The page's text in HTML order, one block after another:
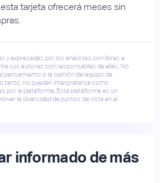
tarjeta ofrecerá meses sin
y expresadas por los analistas son libres e
sus autores son responsables de ellas. No
pensamiento o la opinión del equipo de
tanto, no pueden interpretarse como
por la plataforma. Esta plataforma es un
la diversidad de puntos de vista en el
informado de más